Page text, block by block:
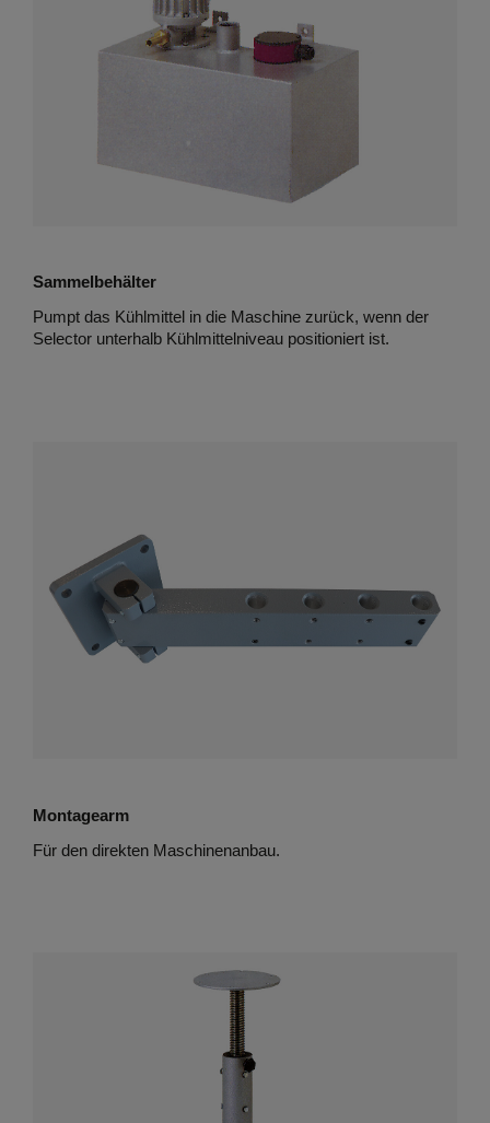
Sammelbehälter
Pumpt das Kühlmittel in die Maschine zurück, wenn der
Selector unterhalb Kühlmittelniveau positioniert ist.
Montagearm
Für den direkten Maschinenanbau.